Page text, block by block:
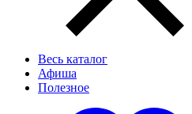
Весь каталог
Афиша
Полезное